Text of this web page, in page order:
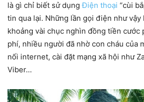
là gì chỉ biết sử dụngĐiện thoại “cùi
tin qua lại. Những lần gọi điện như
khoảng vài chục nghìn đồng tiền cước
phí, nhiều người đã nhờ con cháu của
nối internet, cài đặt mạng xã hội như
Viber…